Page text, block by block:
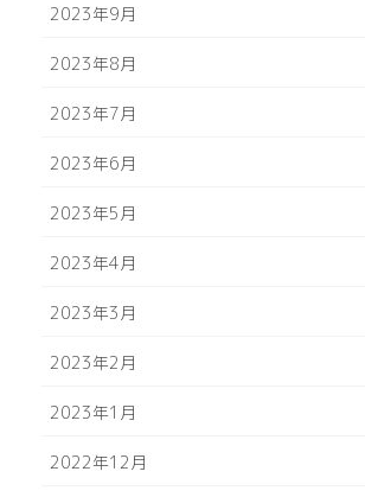
2023年9月
2023年8月
2023年7月
2023年6月
2023年5月
2023年4月
2023年3月
2023年2月
2023年1月
2022年12月